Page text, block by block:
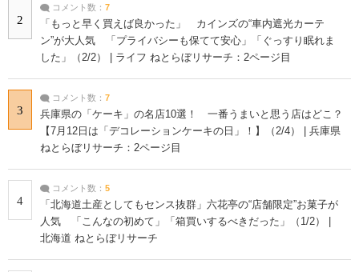
2
コメント数： 7
「もっと早く買えば良かった」 カインズの“車内遮光カーテ
ン”が大人気 「プライバシーも保てて安心」「ぐっすり眠れま
した」（2/2） | ライフ ねとらぼリサーチ：2ページ目
3
コメント数： 7
兵庫県の「ケーキ」の名店10選！ 一番うまいと思う店はどこ？
【7月12日は「デコレーションケーキの日」！】（2/4） | 兵庫県
ねとらぼリサーチ：2ページ目
4
コメント数： 5
「北海道土産としてもセンス抜群」六花亭の“店舗限定”お菓子が
人気 「こんなの初めて」「箱買いするべきだった」（1/2） |
北海道 ねとらぼリサーチ